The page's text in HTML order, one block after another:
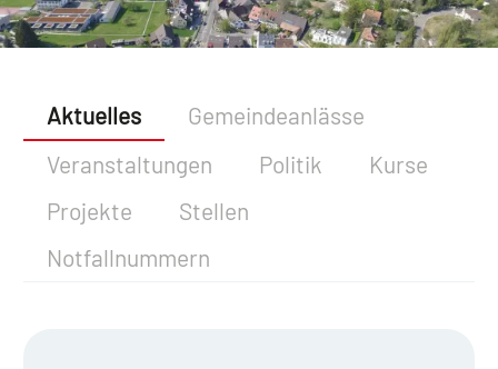
Aktuelles
Gemeindeanlässe
Veranstaltungen
Politik
Kurse
Projekte
Stellen
Notfallnummern